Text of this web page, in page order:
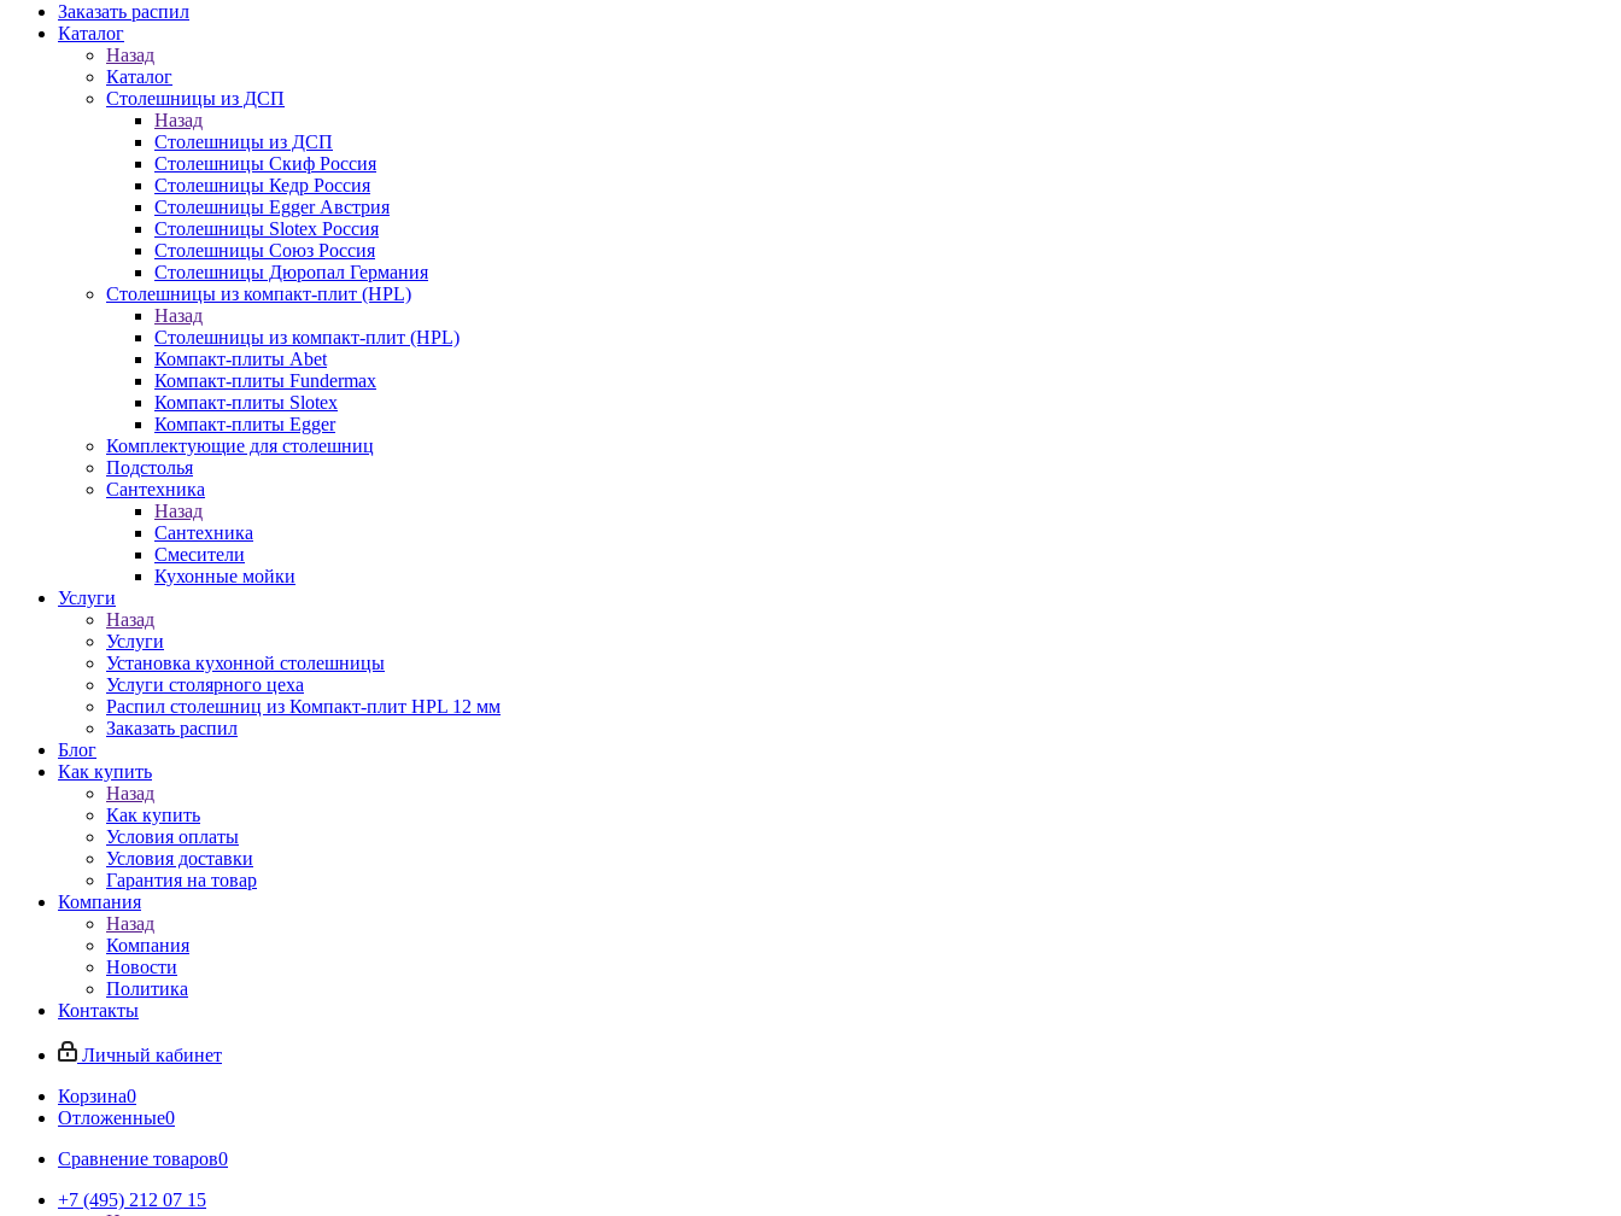
Заказать распил
Каталог
Назад
Каталог
Столешницы из ДСП
Назад
Столешницы из ДСП
Столешницы Скиф Россия
Столешницы Кедр Россия
Столешницы Egger Австрия
Столешницы Slotex Россия
Столешницы Союз Россия
Столешницы Дюропал Германия
Столешницы из компакт-плит (HPL)
Назад
Столешницы из компакт-плит (HPL)
Компакт-плиты Abet
Компакт-плиты Fundermax
Компакт-плиты Slotex
Компакт-плиты Egger
Комплектующие для столешниц
Подстолья
Сантехника
Назад
Сантехника
Смесители
Кухонные мойки
Услуги
Назад
Услуги
Установка кухонной столешницы
Услуги столярного цеха
Распил столешниц из Компакт-плит HPL 12 мм
Заказать распил
Блог
Как купить
Назад
Как купить
Условия оплаты
Условия доставки
Гарантия на товар
Компания
Назад
Компания
Новости
Политика
Контакты
Личный кабинет
Корзина0
Отложенные0
Сравнение товаров0
+7 (495) 212 07 15